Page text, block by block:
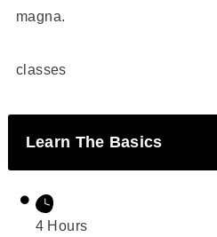
magna.
classes
Learn The Basics
4 Hours